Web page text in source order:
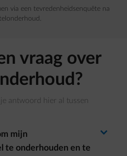
via een tevredenheidsenquête na
vraag over
antwoord hier al tussen
mijn
te onderhouden en te
arrow-right